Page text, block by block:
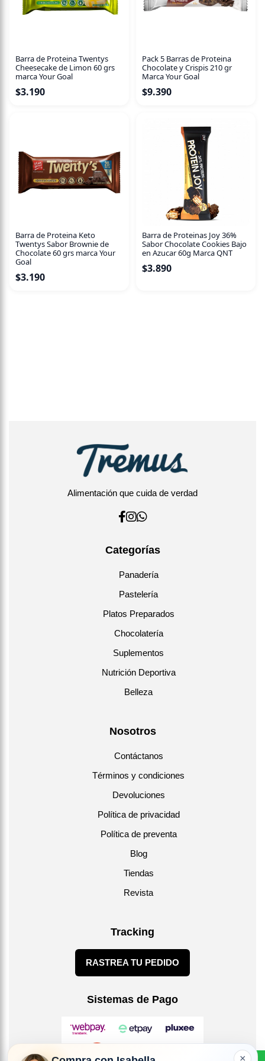
15 g de proteína
Formato práctico, ideal para llevar a cualquier parte
Contribuye al desarrollo y recuperación muscular.
Aporta energía sostenida para tu día. Ideal para dietas de
Barra de Proteina Twentys
Cheesecake de Limon 60 grs
marca Your Goal
$3.190
Pack 5 Barras de Proteina
Chocolate y Crispis 210 gr
Marca Your Goal
$9.390
Barra de Proteina Keto
Twentys Sabor Brownie de
Chocolate 60 grs marca Your
Goal
$3.190
Barra de Proteinas Joy 36%
Sabor Chocolate Cookies Bajo
en Azucar 60g Marca QNT
$3.890
Alimentación que cuida de verdad
Categorías
Panadería
Pastelería
Platos Preparados
Chocolatería
Suplementos
Nutrición Deportiva
Belleza
Nosotros
Contáctanos
Términos y condiciones
Devoluciones
Política de privacidad
Política de preventa
Blog
Tiendas
Revista
Tracking
RASTREA TU PEDIDO
Sistemas de Pago